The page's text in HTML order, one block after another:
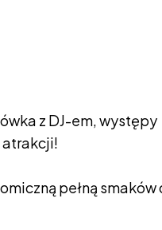
z DJ-em, występy
atrakcji!
pełną smaków